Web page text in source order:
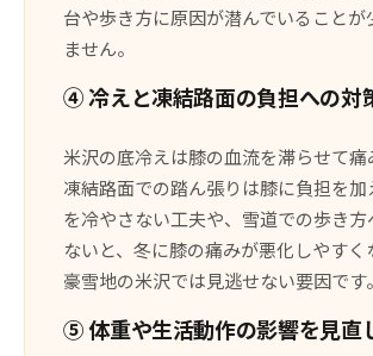
台や歩き方に原因が潜んでいることが
ません。
④ 冷えと凍結路面の負担への対
米沢の底冷えは膝の血流を滞らせて痛
凍結路面での踏ん張りは膝に負担を加
を冷やさない工夫や、雪道での歩き
ないと、冬に膝の痛みが悪化しやすく
豪雪地の米沢では見逃せない要因です。
⑤ 体重や生活動作の影響を見直